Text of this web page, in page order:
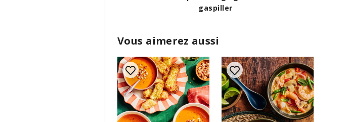
Vous aimerez aussi